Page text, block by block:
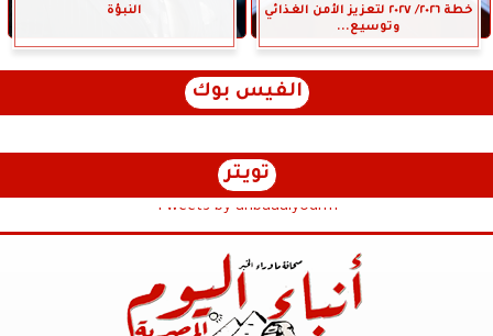
خطة ٢٠٢٦/ ٢٠٢٧ لتعزيز الأمن الغذائي
وتوسيع...
النبؤة
الفيس بوك
تويتر
Tweets by anbaaalyoum1